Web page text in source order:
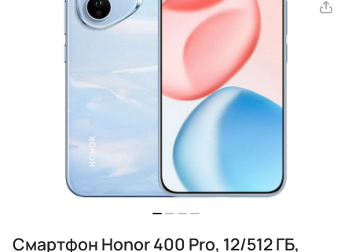
Смартфон Honor 400 Pro, 12/512 ГБ,